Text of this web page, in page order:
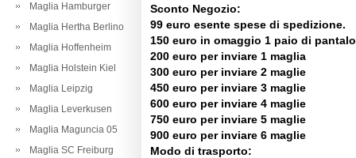
Maglia Hamburger
Maglia Hertha Berlino
Maglia Hoffenheim
Maglia Holstein Kiel
Maglia Leipzig
Maglia Leverkusen
Maglia Maguncia 05
Maglia SC Freiburg
Sconto Negozio:
99 euro esente spese di spedizione.
150 euro in omaggio 1 paio di
200 euro per inviare 1 maglia
300 euro per inviare 2 maglie
450 euro per inviare 3 maglie
600 euro per inviare 4 maglie
750 euro per inviare 5 maglie
900 euro per inviare 6 maglie
Modo di trasporto: